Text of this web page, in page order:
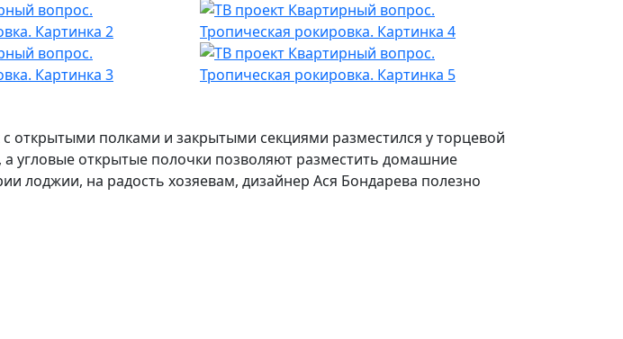
открытыми полками и закрытыми секциями разместился у торцевой
угловые открытые полочки позволяют разместить домашние
лоджии, на радость хозяевам, дизайнер Ася Бондарева полезно